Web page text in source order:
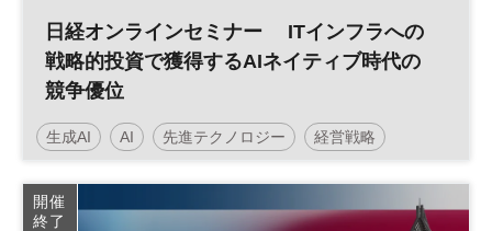
日経オンラインセミナー ITインフラへの
戦略的投資で獲得するAIネイティブ時代の
競争優位
生成AI AI 先進テクノロジー 経営戦略
日経オンラインセミナー
開催
終了